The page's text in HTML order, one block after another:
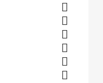





